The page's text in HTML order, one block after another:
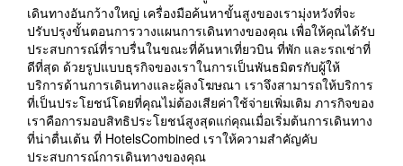
เดินทางอันกว้างใหญ่ เครื่องมือค้นหาขั้นสูงของเรามุ่งหวังที่จะ
ปรับปรุงขั้นตอนการวางแผนการเดินทางของคุณ เพื่อให้คุณได้รับ
ประสบการณ์ที่ราบรื่นในขณะที่ค้นหาเที่ยวบิน ที่พัก และรถเช่าที่
ดีที่สุด ด้วยรูปแบบธุรกิจของเราในการเป็นพันธมิตรกับผู้ให้
บริการด้านการเดินทางและผู้ลงโฆษณา เราจึงสามารถให้บริการ
ที่เป็นประโยชน์โดยที่คุณไม่ต้องเสียค่าใช้จ่ายเพิ่มเติม ภารกิจของ
เราคือการมอบสิทธิประโยชน์สูงสุดแก่คุณเมื่อเริ่มต้นการเดินทาง
ที่น่าตื่นเต้น ที่ HotelsCombined เราให้ความสำคัญคับ
ประสบการณ์การเดินทางของคุณ